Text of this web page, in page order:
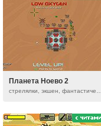
Планета Ноево 2